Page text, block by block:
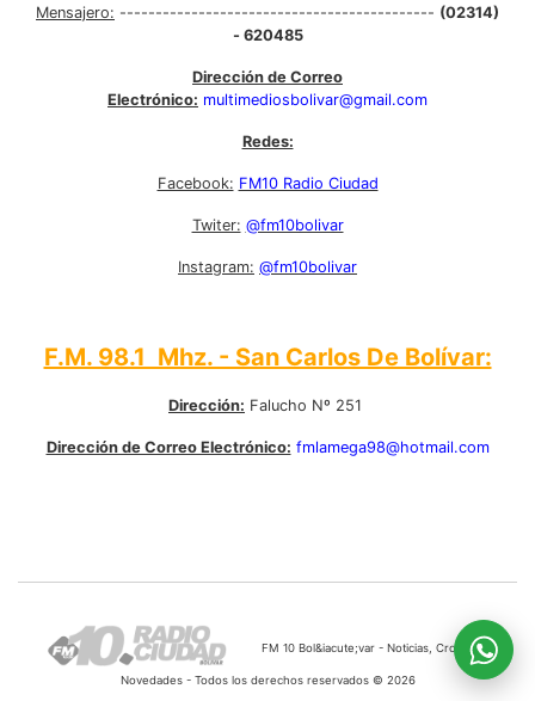
Mensajero: -------------------------------------------- (02314)
- 620485
Dirección de Correo
Electrónico: multimediosbolivar@gmail.com
Redes:
Facebook: FM10 Radio Ciudad
Twiter: @fm10bolivar
Instagram: @fm10bolivar
F.M. 98.1 Mhz. - San Carlos De Bolívar:
Dirección: Falucho Nº 251
Dirección de Correo Electrónico: fmlamega98@hotmail.com
FM 10 Bol&iacute;var - Noticias, Cronicas,
Novedades - Todos los derechos reservados © 2026